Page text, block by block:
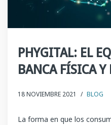
PHYGITAL: EL
BANCA FÍSICA
18 NOVIEMBRE 2021 / BLOG
La forma en que los